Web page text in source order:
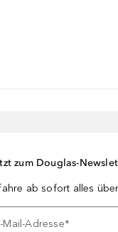
zum Douglas-
ab sofort alles
Mail-Adresse*